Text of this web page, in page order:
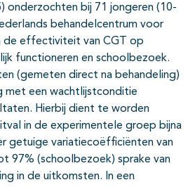
onderzochten bij 71 jongeren (10-
behandelcentrum voor
de effectiviteit van CGT op
functioneren en schoolbezoek.
(gemeten direct na behandeling)
met een wachtlijstconditie
Hierbij dient te worden
in de experimentele groep bijna
getuige variatiecoëfficiënten van
97% (schoolbezoek) sprake van
in de uitkomsten. In een